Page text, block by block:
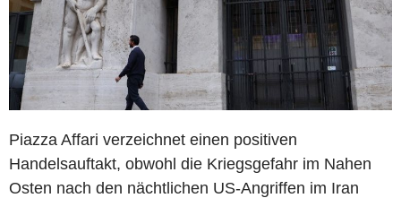
Piazza Affari verzeichnet einen positiven
Handelsauftakt, obwohl die Kriegsgefahr im Nahen
Osten nach den nächtlichen US-Angriffen im Iran